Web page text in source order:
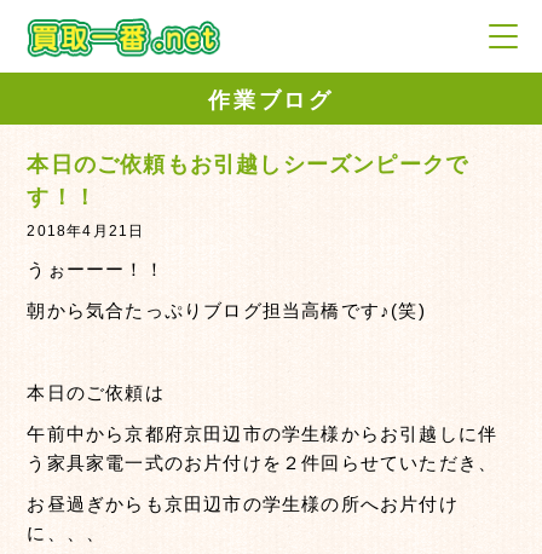
作業ブログ
本日のご依頼もお引越しシーズンピークで
す！！
2018年4月21日
うぉーーー！！
朝から気合たっぷりブログ担当高橋です♪(笑)
本日のご依頼は
午前中から京都府京田辺市の学生様からお引越しに伴
う家具家電一式のお片付けを２件回らせていただき、
お昼過ぎからも京田辺市の学生様の所へお片付け
に、、、